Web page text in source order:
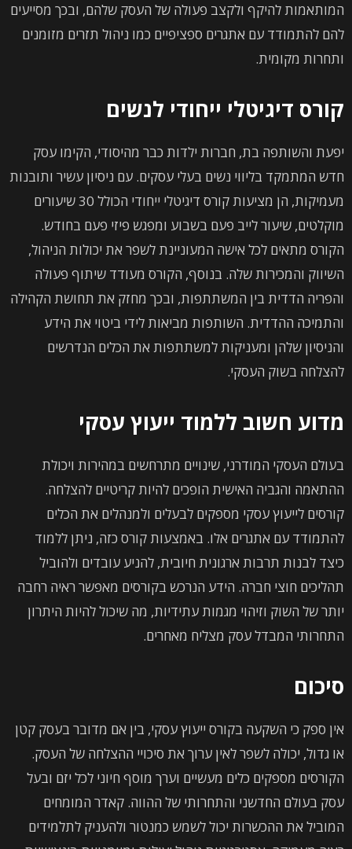
המותאמות להיקף ולקצב פעולה של העסק שלהם, ובכך מסייעים
להם להתמודד עם אתגרים ספציפיים כמו ניהול תזרים מזומנים
ותחרות מקומית.
קורס דיגיטלי ייחודי לנשים
יפעת והשותפה בת, חברות ילדות כבר מהיסודי, הקימו עסק
חדש המתמקד בליווי נשים בעלי עסקים. עם ניסיון עשיר ותובנות
מעמיקות, הן מציעות קורס דיגיטלי ייחודי הכולל 30 שיעורים
מוקלטים, שיעור לייב פעם בשבוע ומפגש פיזי פעם בחודש.
הקורס מתאים לכל אישה המעוניינת לשפר את יכולות הניהול,
השיווק והמכירות שלה. בנוסף, הקורס מעודד שיתוף פעולה
והפריה הדדית בין המשתתפות, ובכך מחזק את תחושת הקהילה
והתמיכה ההדדית. השותפות מביאות לידי ביטוי את הידע
והניסיון שלהן ומעניקות למשתתפות את הכלים הנדרשים
להצלחה בשוק העסקי.
מדוע חשוב ללמוד ייעוץ עסקי
בעולם העסקי המודרני, שינויים מתרחשים במהירות ויכולת
ההתאמה והגביה האישית הופכים להיות קריטיים להצלחה.
קורסים לייעוץ עסקי מספקים לבעלים ולמנהלים את הכלים
להתמודד עם אתגרים אלו. באמצעות קורס כזה, ניתן ללמוד
כיצד לבנות תרבות ארגונית חיובית, להניע עובדים ולהוביל
תהליכים חוצי חברה. הידע הנרכש בקורסים מאפשר ראיה רחבה
יותר של השוק וזיהוי מגמות עתידיות, מה שיכול להיות היתרון
התחרותי המבדל עסק מצליח מאחרים.
סיכום
אין ספק כי השקעה בקורס ייעוץ עסקי, בין אם מדובר בעסק קטן
או גדול, יכולה לשפר לאין ערוך את סיכויי ההצלחה של העסק.
הקורסים מספקים כלים מעשיים וערך מוסף חיוני לכל יזם ובעל
עסק בעולם החדשני והתחרותי של ההווה. קאדר המומחים
המוביל את ההכשרות יכול לשמש כמנטור ולהעניק לתלמידים